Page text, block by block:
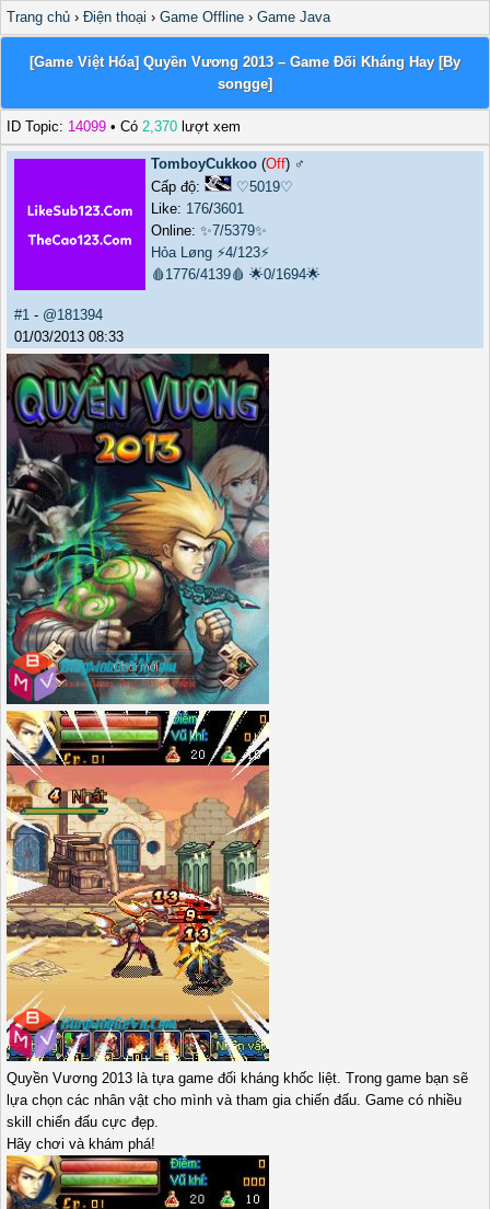
Trang chủ › Điện thoại › Game Offline › Game Java
[Game Việt Hóa] Quyền Vương 2013 – Game Đối Kháng Hay [By
songge]
ID Topic: 14099 • Có 2,370 lượt xem
TomboyCukkoo (Off) ♂️
Cấp độ:
♡5019♡
Like: 176/3601
Online: ✨7/5379✨
Hỏa Løng ⚡4/123⚡
🩸1776/4139🩸 🌟0/1694🌟
#1 - @181394
01/03/2013 08:33
Quyền Vương 2013 là tựa game đối kháng khốc liệt. Trong game bạn sẽ
lựa chọn các nhân vật cho mình và tham gia chiến đấu. Game có nhiều
skill chiến đấu cực đẹp.
Hãy chơi và khám phá!